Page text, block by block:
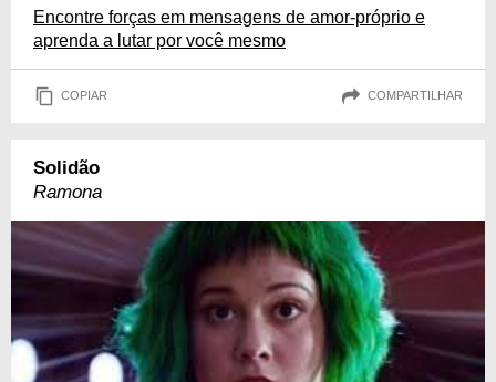
Encontre forças em mensagens de amor-próprio e
aprenda a lutar por você mesmo
COPIAR COMPARTILHAR
Solidão
Ramona